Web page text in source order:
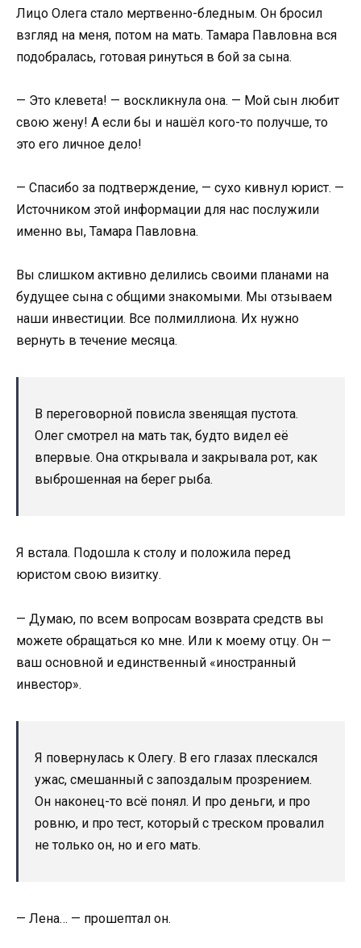
Лицо Олега стало мертвенно-бледным. Он бросил
взгляд на меня, потом на мать. Тамара Павловна вся
подобралась, готовая ринуться в бой за сына.
— Это клевета! — воскликнула она. — Мой сын любит
свою жену! А если бы и нашёл кого-то получше, то
это его личное дело!
— Спасибо за подтверждение, — сухо кивнул юрист. —
Источником этой информации для нас послужили
именно вы, Тамара Павловна.
Вы слишком активно делились своими планами на
будущее сына с общими знакомыми. Мы отзываем
наши инвестиции. Все полмиллиона. Их нужно
вернуть в течение месяца.
В переговорной повисла звенящая пустота.
Олег смотрел на мать так, будто видел её
впервые. Она открывала и закрывала рот, как
выброшенная на берег рыба.
Я встала. Подошла к столу и положила перед
юристом свою визитку.
— Думаю, по всем вопросам возврата средств вы
можете обращаться ко мне. Или к моему отцу. Он —
ваш основной и единственный «иностранный
инвестор».
Я повернулась к Олегу. В его глазах плескался
ужас, смешанный с запоздалым прозрением.
Он наконец-то всё понял. И про деньги, и про
ровню, и про тест, который с треском провалил
не только он, но и его мать.
— Лена… — прошептал он.